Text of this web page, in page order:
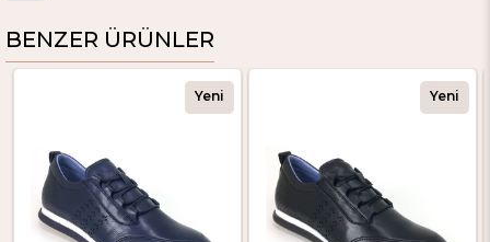
BENZER ÜRÜNLER
Yeni
Yeni